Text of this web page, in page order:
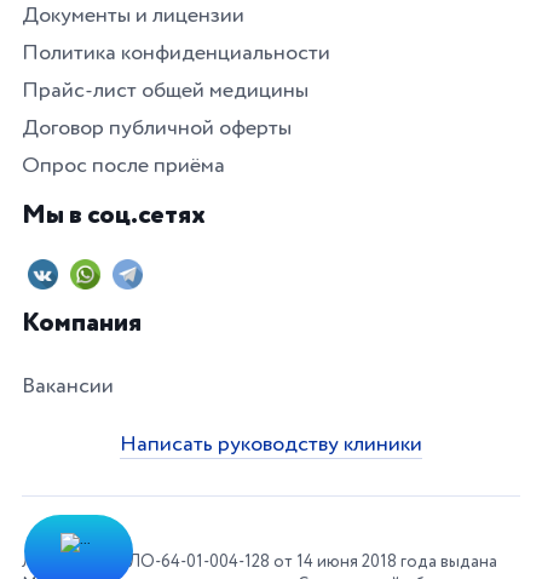
Документы и лицензии
Политика конфиденциальности
Прайс-лист общей медицины
Договор публичной оферты
Опрос после приёма
Мы в соц.сетях
Компания
Вакансии
Написать руководству клиники
Лицензия № ЛО-64-01-004-128 от 14 июня 2018 года выдана